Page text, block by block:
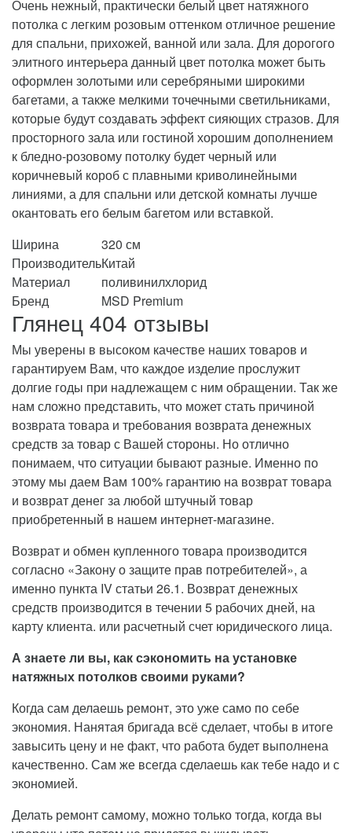
Очень нежный, практически белый цвет натяжного
потолка с легким розовым оттенком отличное решение
для спальни, прихожей, ванной или зала. Для дорогого
элитного интерьера данный цвет потолка может быть
оформлен золотыми или серебряными широкими
багетами, а также мелкими точечными светильниками,
которые будут создавать эффект сияющих стразов. Для
просторного зала или гостиной хорошим дополнением
к бледно-розовому потолку будет черный или
коричневый короб с плавными криволинейными
линиями, а для спальни или детской комнаты лучше
окантовать его белым багетом или вставкой.
Ширина
320 см
ПроизводительКитай
Материал
поливинилхлорид
Бренд
MSD Premium
Глянец 404 отзывы
Мы уверены в высоком качестве наших товаров и
гарантируем Вам, что каждое изделие прослужит
долгие годы при надлежащем с ним обращении. Так же
нам сложно представить, что может стать причиной
возврата товара и требования возврата денежных
средств за товар с Вашей стороны. Но отлично
понимаем, что ситуации бывают разные. Именно по
этому мы даем Вам 100% гарантию на возврат товара
и возврат денег за любой штучный товар
приобретенный в нашем интернет-магазине.
Возврат и обмен купленного товара производится
согласно «Закону о защите прав потребителей», а
именно пункта IV статьи 26.1. Возврат денежных
средств производится в течении 5 рабочих дней, на
карту клиента. или расчетный счет юридического лица.
А знаете ли вы, как сэкономить на установке
натяжных потолков своими руками?
Когда сам делаешь ремонт, это уже само по себе
экономия. Нанятая бригада всё сделает, чтобы в итоге
завысить цену и не факт, что работа будет выполнена
качественно. Сам же всегда сделаешь как тебе надо и с
экономией.
Делать ремонт самому, можно только тогда, когда вы